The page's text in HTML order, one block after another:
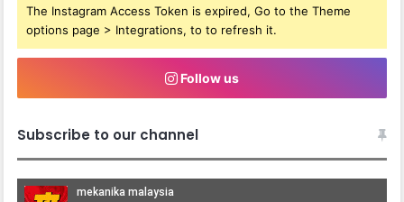
The Instagram Access Token is expired, Go to the Theme
options page > Integrations, to to refresh it.
Follow us
Subscribe to our channel